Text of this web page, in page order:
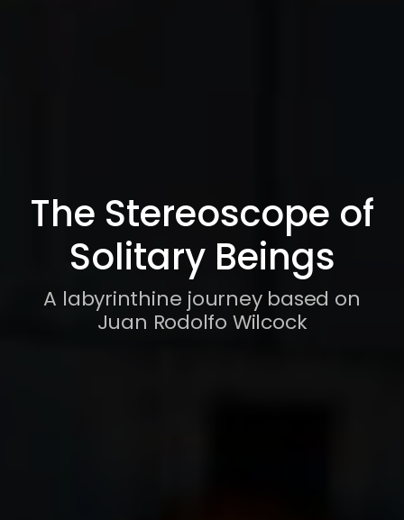
The Stereoscope of
Solitary Beings
A labyrinthine journey based on
Juan Rodolfo Wilcock